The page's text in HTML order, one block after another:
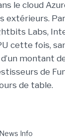
le cloud
extérieurs.
Labs,
cette fois,
montant
de
de table.
Info